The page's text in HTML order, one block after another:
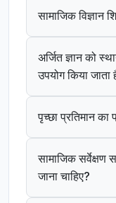
सामाजिक विज्ञान
अर्जित ज्ञान को
उपयोग किया जाता
पृच्छा प्रतिमान का
सामाजिक सर्वेक्षण
जाना चाहिए?